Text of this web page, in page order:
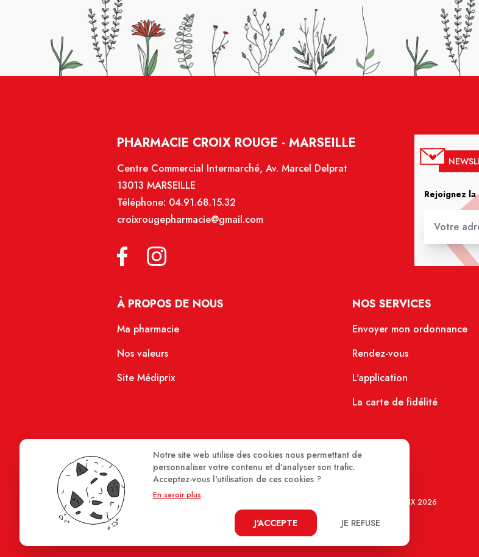
PHARMACIE CROIX ROUGE - MARSEILLE
Centre Commercial Intermarché, Av. Marcel Delprat
13013 MARSEILLE
Téléphone: 04.91.68.15.32
croixrougepharmacie@gmail.com
Rejoignez
À PROPOS DE NOUS
Ma pharmacie
Nos valeurs
Site Médiprix
NOS SERVICES
Envoyer mon ordonnance
Rendez-vous
L'application
La carte de fidélité
MEDIPRIX 2026
Notre site web utilise des cookies nous permettant de
personnaliser votre contenu et d'analyser son trafic.
Acceptez-vous l'utilisation de ces cookies ?
En savoir plus
J'ACCEPTE JE REFUSE